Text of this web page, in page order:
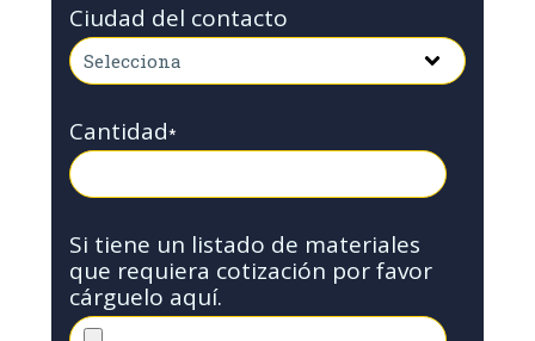
Ciudad del contacto
Cantidad*
Si tiene un listado de materiales
que requiera cotización por favor
cárguelo aquí.